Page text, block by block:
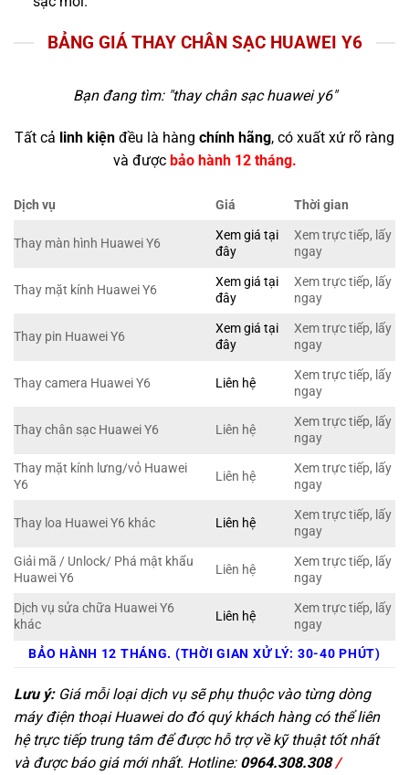
BẢNG GIÁ THAY CHÂN SẠC HUAWEI Y6
Bạn đang tìm: "thay chân sạc huawei y6"
Tất cả linh kiện đều là hàng chính hãng, có xuất xứ rõ ràng
và được bảo hành 12 tháng.
Dịch vụ Giá Thời gian
Thay màn hình Huawei Y6
Xem giá tại
đây
Xem trực tiếp, lấy
ngay
Thay mặt kính Huawei Y6
Xem giá tại
đây
Xem trực tiếp, lấy
ngay
Thay pin Huawei Y6
Xem giá tại
đây
Xem trực tiếp, lấy
ngay
Thay camera Huawei Y6 Liên hệ
Xem trực tiếp, lấy
ngay
Thay chân sạc Huawei Y6 Liên hệ
Xem trực tiếp, lấy
ngay
Thay mặt kính lưng/vỏ Huawei
Y6
Liên hệ
Xem trực tiếp, lấy
ngay
Thay loa Huawei Y6 khác Liên hệ
Xem trực tiếp, lấy
ngay
Giải mã / Unlock/ Phá mật khẩu
Huawei Y6
Liên hệ
Xem trực tiếp, lấy
ngay
Dịch vụ sửa chữa Huawei Y6
khác
Liên hệ
Xem trực tiếp, lấy
ngay
BẢO HÀNH 12 THÁNG. (THỜI GIAN XỬ LÝ: 30-40 PHÚT)
Lưu ý:Giá mỗi loại dịch vụ sẽ phụ thuộc vào từng dòng
máy điện thoại Huawei do đó quý khách hàng có thể liên
hệ trực tiếp trung tâm để được hỗ trợ về kỹ thuật tốt nhất
và được báo giá mới nhất. Hotline: 0964.308.308/